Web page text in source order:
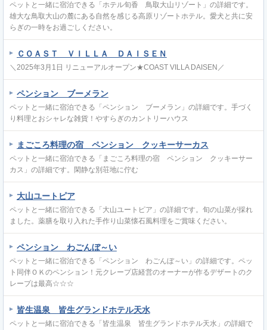
ペットと一緒に宿泊できる「ホテル旬香 鳥取大山リゾート」の詳細です。
雄大な鳥取大山の麓にある自然を感じる高原リゾートホテル。愛犬と共に安
らぎの一時をお過ごしください。
ＣＯＡＳＴ ＶＩＬＬＡ ＤＡＩＳＥＮ
＼2025年3月1日 リニューアルオープン★COAST VILLA DAISEN／
ペンション ブーメラン
ペットと一緒に宿泊できる「ペンション ブーメラン」の詳細です。手づく
り料理とおシャレな雑貨！やすらぎのカントリーハウス
まごころ料理の宿 ペンション クッキーサーカス
ペットと一緒に宿泊できる「まごころ料理の宿 ペンション クッキーサー
カス」の詳細です。閑静な別荘地に佇む
大山ユートピア
ペットと一緒に宿泊できる「大山ユートピア」の詳細です。旬の山菜が採れ
ました。薬膳を取り入れた手作り山菜懐石風料理をご賞味ください。
ペンション わごんぼ～い
ペットと一緒に宿泊できる「ペンション わごんぼ～い」の詳細です。ペッ
ト同伴ＯＫのペンション！元クレープ店経営のオーナーが作るデザートのク
レープは最高☆☆☆
皆生温泉 皆生グランドホテル天水
ペットと一緒に宿泊できる「皆生温泉 皆生グランドホテル天水」の詳細で